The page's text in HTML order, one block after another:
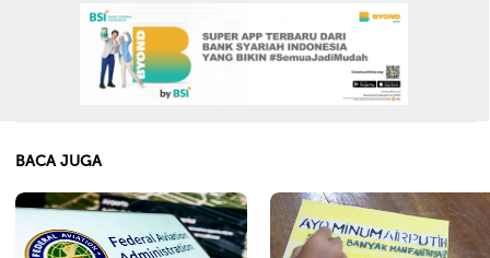
BACA JUGA